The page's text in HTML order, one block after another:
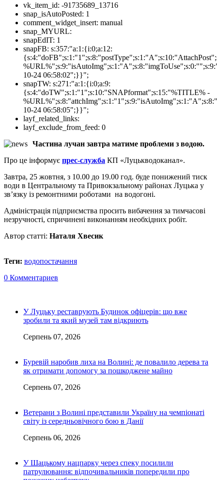
vk_item_id: -91735689_13716
snap_isAutoPosted: 1
comment_widget_insert: manual
snap_MYURL:
snapEdIT: 1
snapFB: s:357:"a:1:{i:0;a:12:
10-24 06:58:02";}}";
snapTW: s:271:"a:1:{i:0;a:9:
{s:4:"doTW";s:1:"1";s:10:"SNAPformat";s:15:"%TITLE% -
10-24 06:58:05";}}";
layf_related_links:
layf_exclude_from_feed: 0
Частина лучан завтра матиме проблеми з водою.
Про це інформує прес-служба КП «Луцькводоканал».
Завтра, 25 жовтня, з 10.00 до 19.00 год. буде понижений тиск
води в Центральному та Привокзальному районах Луцька у
зв’язку із ремонтними роботами на водогоні.
Адміністрація підприємства просить вибачення за тимчасові
незручності, спричинені виконанням необхідних робіт.
Автор статті: Наталя Хвесик
Теги: водопостачання
0 Комментариев
У Луцьку реставрують Будинок офіцерів: що вже
зробили та який музей там відкриють
Серпень 07, 2026
Буревій наробив лиха на Волині: де повалило дерева та
як отримати допомогу за пошкоджене майно
Серпень 07, 2026
Ветерани з Волині представили Україну на чемпіонаті
світу із середньовічного бою в Данії
Серпень 06, 2026
У Шацькому нацпарку через спеку посилили
патрулювання: відпочивальників попередили про